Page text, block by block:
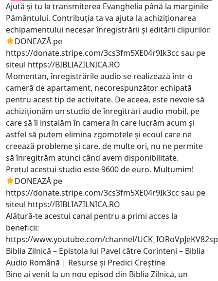
Ajută și tu la transmiterea Evanghelia până la marginile
Pământului. Contribuția ta va ajuta la achiziționarea
echipamentului necesar înregistrării și editării clipurilor.
DONEAZĂ pe
https://donate.stripe.com/3cs3fm5XE04r9Ik3cc sau pe
siteul https://BIBLIAZILNICA.RO
Momentan, înregistrările audio se realizează într-o
cameră de apartament, necorespunzător echipată
pentru acest tip de activitate. De aceea, este nevoie să
achiziționăm un studio de înregitrări audio mobil, pe
care să îl instalăm în camera în care lucrăm acum și
astfel să putem elimina zgomotele și ecoul care ne
creează probleme și care, de multe ori, nu ne permite
să înregitrăm atunci când avem disponibilitate.
Prețul acestui studio este 9600 de euro. Mulțumim!
DONEAZĂ pe
https://donate.stripe.com/3cs3fm5XE04r9Ik3cc sau pe
siteul https://BIBLIAZILNICA.RO
Alătură-te acestui canal pentru a primi acces la
beneficii:
https://www.youtube.com/channel/
Biblia Zilnică – Epistola lui Pavel către Corinteni – Biblia
Audio Română | Resurse și Predici Creștine
Bine ai venit la un nou episod din Biblia Zilnică, un